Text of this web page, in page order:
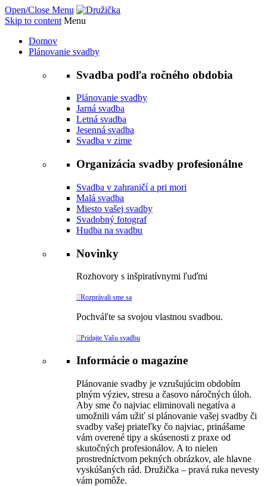
Open/Close Menu
Skip to content Menu
Domov
Plánovanie svadby
Svadba podľa ročného obdobia
Plánovanie svadby
Jarná svadba
Letná svadba
Jesenná svadba
Svadba v zime
Organizácia svadby profesionálne
Svadba v zahraničí a pri mori
Malá svadba
Miesto vašej svadby
Svadobný fotograf
Hudba na svadbu
Novinky
Rozhovory s inšpiratívnymi ľuďmi
Rozprávali sme sa
Pochváľte sa svojou vlastnou svadbou.
Pridajte Vašu svadbu
Informácie o magazíne
Plánovanie svadby je vzrušujúcim obdobím
plným výziev, stresu a časovo náročných úloh.
Aby sme čo najviac eliminovali negatíva a
umožnili vám užiť si plánovanie vašej svadby či
svadby vašej priateľky čo najviac, prinášame
vám overené tipy a skúsenosti z praxe od
skutočných profesionálov. A to nielen
prostredníctvom pekných obrázkov, ale hlavne
vyskúšaných rád. Družička – pravá ruka nevesty
vám pomôže.